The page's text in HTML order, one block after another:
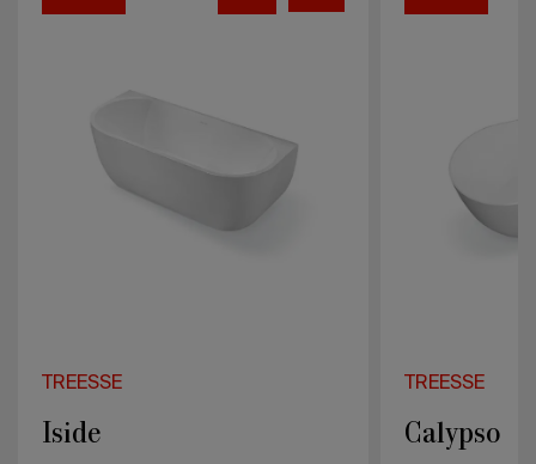
TREESSE
Iside
TREESSE
Calypso